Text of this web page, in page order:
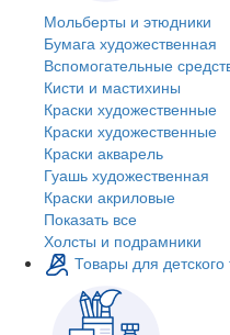
Мольберты и этюдники
Бумага художественная
Вспомогательные
Кисти и мастихины
Краски художественные
Краски художественные
Краски акварель
Гуашь художественная
Краски акриловые
Показать все
Холсты и подрамники
Товары для детского